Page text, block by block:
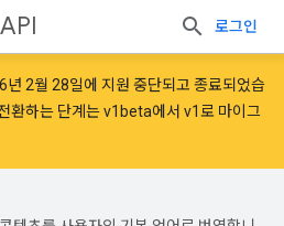
로그인
2월 28일에 지원 중단되고 종료되었습
환하는 단계는v1beta에서 v1로 마이그